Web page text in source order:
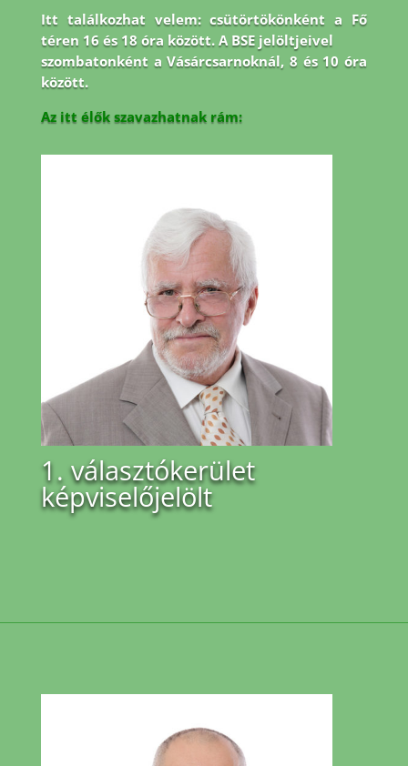
Itt találkozhat velem: csütörtökönként a Fő
téren 16 és 18 óra között. A BSE jelöltjeivel
szombatonként a Vásárcsarnoknál, 8 és 10 óra
között.
Az itt élők szavazhatnak rám:
1. választókerület
képviselőjelölt